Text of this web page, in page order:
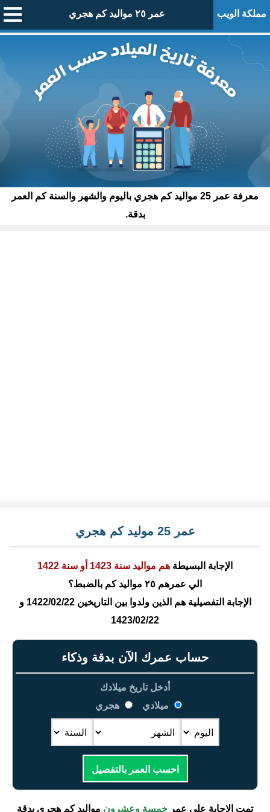
مملكة الويب عمر ٢٥ مواليد كم هجري
معرفة عمر 25 مواليد كم هجري باليوم والشهر والسنة كم العمر
بدقة.
عمر 25 موليد كم هجري
الإجابة البسيطة هم مواليد سنة 1423 أو سنة 1422
الي عمرهم ٢٥ مواليد كم بالضبط؟
الإجابة التفصيلية هم الذين ولدوا بين التاريخين 1422/02/22 و
1423/02/22
حساب عمرك الآن بدقة وذكاء
أدخل تاريخ ميلادك
ميلادي
هجري
احسب العمر بالتفصيل
تمت الإجابة على عمر خمسة وعشرون مواليد كم هجري بدقة